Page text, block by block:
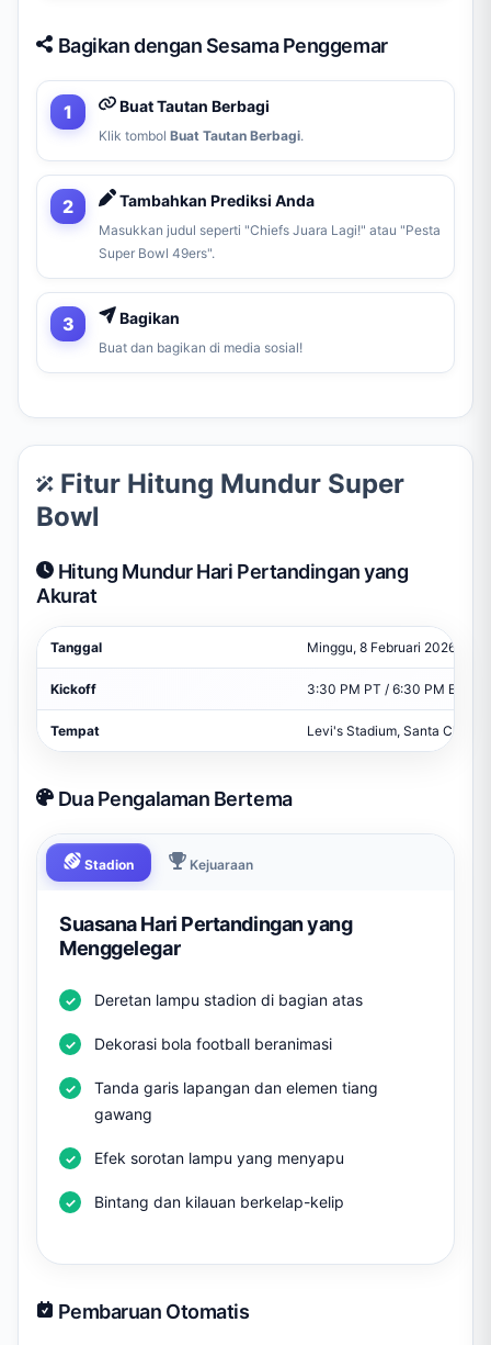
Bagikan dengan Sesama Penggemar
Buat Tautan Berbagi
Klik tombol Buat Tautan Berbagi.
Tambahkan Prediksi Anda
Masukkan judul seperti "Chiefs Juara Lagi!" atau "Pesta
Super Bowl 49ers".
Bagikan
Buat dan bagikan di media sosial!
Fitur Hitung Mundur Super
Bowl
Hitung Mundur Hari Pertandingan yang
Akurat
Tanggal Minggu, 8 Februari 2026
Kickoff 3:30 PM PT / 6:30 PM ET
Tempat Levi's Stadium, Santa Clara,
Dua Pengalaman Bertema
Stadion Kejuaraan
Suasana Hari Pertandingan yang
Menggelegar
Deretan lampu stadion di bagian atas
Dekorasi bola football beranimasi
Tanda garis lapangan dan elemen tiang
gawang
Efek sorotan lampu yang menyapu
Bintang dan kilauan berkelap-kelip
Pembaruan Otomatis